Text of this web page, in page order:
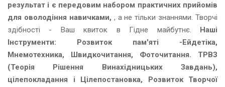
результат і є передовим набором практичних прийомів
для оволодіння навичками, , а не тільки знаннями. Творчі
здібності - Ваш квиток в Гідне майбутнє. Наші
Інструменти: Розвиток пам'яті -Ейдетіка,
Мнемотехника, Швидкочитання, Фоточитання. ТРВЗ
(Теорія Рішення Винахідницьких Завдань),
цілепокладання і Цілепостановка, Розвиток Творчої